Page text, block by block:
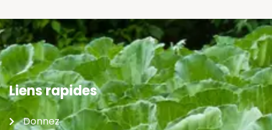
Liens rapides
Donnez